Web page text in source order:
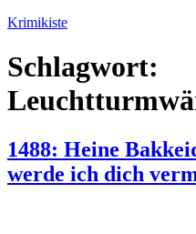
Zum
springen
Krimikiste
Schlagwort:
1488: Heine
werde ich dich